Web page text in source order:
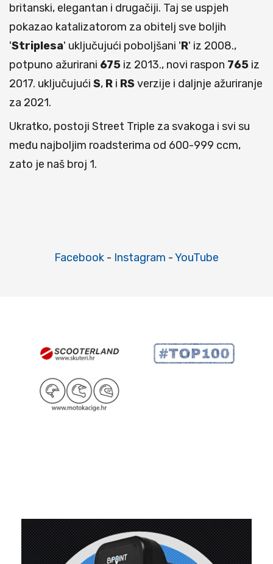
britanski, elegantan i drugačiji. Taj se uspjeh
pokazao katalizatorom za obitelj sve boljih
'Striplesa' uključujući poboljšani 'R' iz 2008.,
potpuno ažurirani 675 iz 2013., novi raspon 765 iz
2017. uključujući S, R i RS verzije i daljnje ažuriranje
za 2021.
Ukratko, postoji Street Triple za svakoga i svi su
među najboljim roadsterima od 600-999 ccm,
zato je naš broj 1.
Facebook - Instagram -YouTube